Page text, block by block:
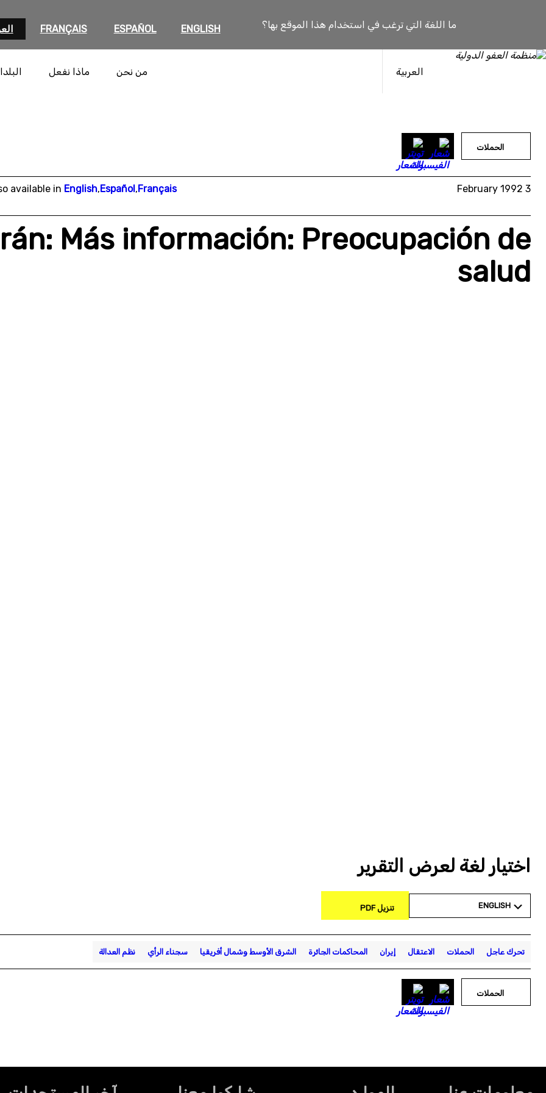
ما اللغة التي ترغب في استخدام هذا الموقع بها؟ ENGLISH
ESPAÑOL
FRANÇAIS
العربية من نحن ماذا نفعل
الحملات
3 February 1992
available in English,Español,Français
Más información: Preocupación de
salud
اختيار لغة لعرض التقرير
ENGLISH تنزيل PDF
تحرك عاجل الحملات الاعتقال إيران المحاكمات الجائرة الشرق الأوسط وشمال أفريقيا سجناء الرأي نظم العدالة
الحملات